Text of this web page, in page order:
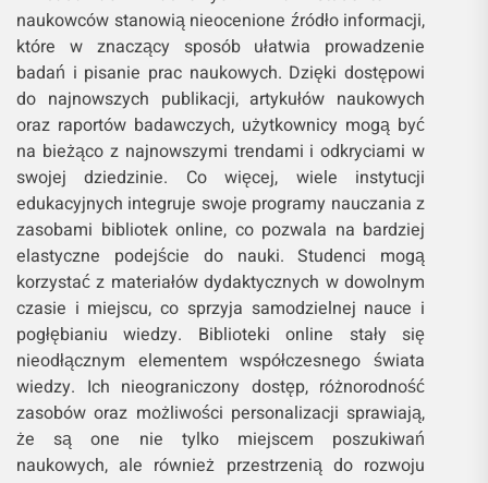
naukowców stanowią nieocenione źródło informacji,
które w znaczący sposób ułatwia prowadzenie
badań i pisanie prac naukowych. Dzięki dostępowi
do najnowszych publikacji, artykułów naukowych
oraz raportów badawczych, użytkownicy mogą być
na bieżąco z najnowszymi trendami i odkryciami w
swojej dziedzinie. Co więcej, wiele instytucji
edukacyjnych integruje swoje programy nauczania z
zasobami bibliotek online, co pozwala na bardziej
elastyczne podejście do nauki. Studenci mogą
korzystać z materiałów dydaktycznych w dowolnym
czasie i miejscu, co sprzyja samodzielnej nauce i
pogłębianiu wiedzy. Biblioteki online stały się
nieodłącznym elementem współczesnego świata
wiedzy. Ich nieograniczony dostęp, różnorodność
zasobów oraz możliwości personalizacji sprawiają,
że są one nie tylko miejscem poszukiwań
naukowych, ale również przestrzenią do rozwoju